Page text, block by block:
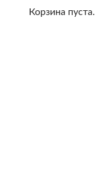
Корзина пуста.